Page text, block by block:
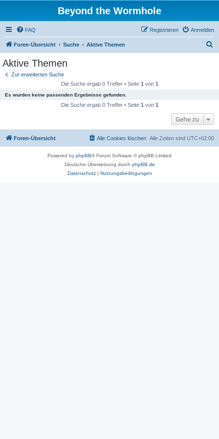
Beyond the Wormhole
FAQ Anmelden
Registrieren
Foren-Übersicht Suche Aktive Themen
Aktive Themen
Zur erweiterten Suche
Die Suche ergab 0 Treffer • Seite 1 von 1
Es wurden keine passenden Ergebnisse gefunden.
Die Suche ergab 0 Treffer • Seite 1 von 1
Gehe zu
Foren-Übersicht Alle Zeiten sind UTC+02:00
Alle Cookies löschen
Powered by phpBB® Forum Software © phpBB Limited
Deutsche Übersetzung durch phpBB.de
Datenschutz| Nutzungsbedingungen